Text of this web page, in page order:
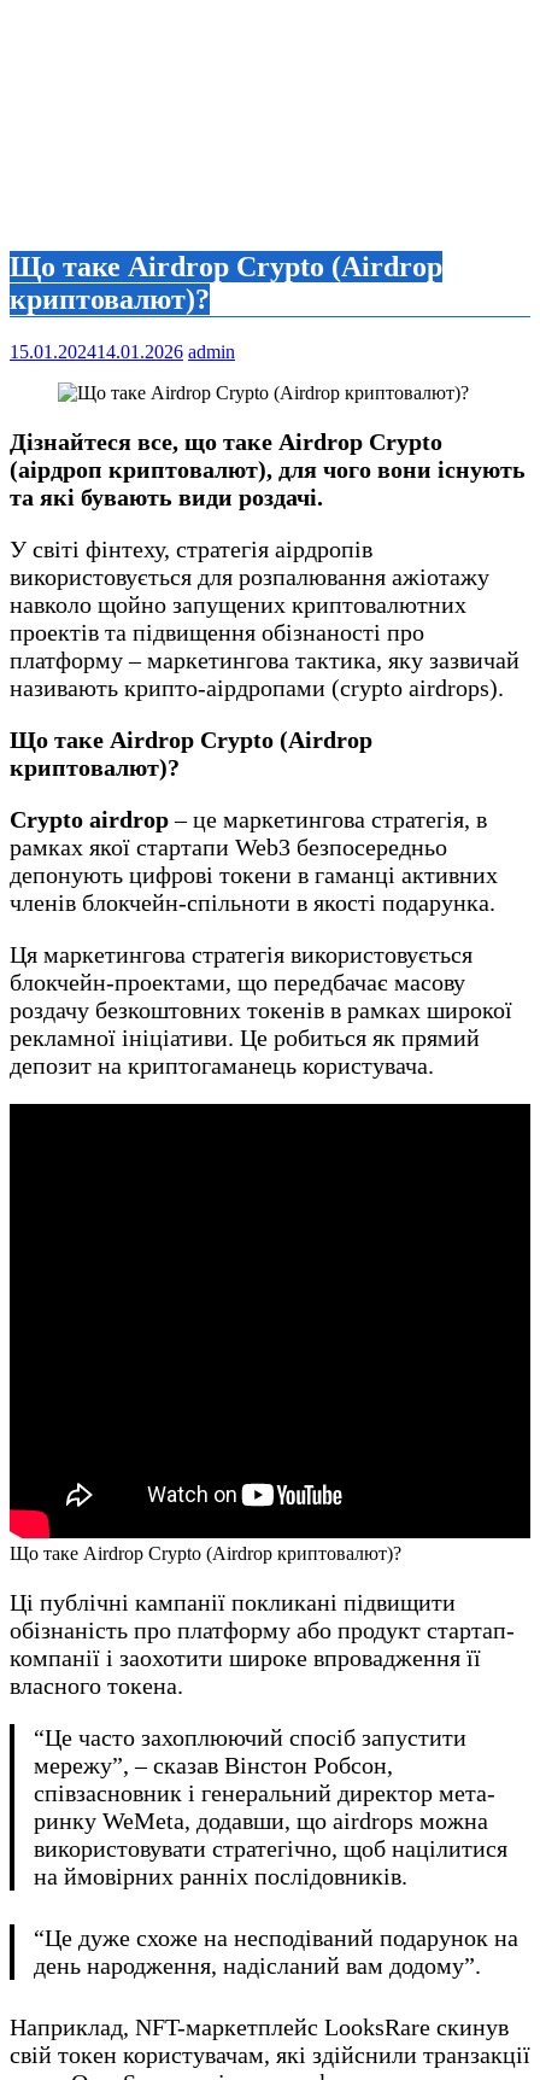
Що таке Airdrop Crypto (Airdrop
криптовалют)?
15.01.202414.01.2026 admin
Дізнайтеся все, що таке Airdrop Crypto
(аірдроп криптовалют), для чого вони існують
та які бувають види роздачі.
У світі фінтеху, стратегія аірдропів
використовується для розпалювання ажіотажу
навколо щойно запущених криптовалютних
проектів та підвищення обізнаності про
платформу – маркетингова тактика, яку зазвичай
називають крипто-аірдропами (crypto airdrops).
Що таке Airdrop Crypto (Airdrop
криптовалют)?
Crypto airdrop– це маркетингова стратегія, в
рамках якої стартапи Web3 безпосередньо
депонують цифрові токени в гаманці активних
членів блокчейн-спільноти в якості подарунка.
Ця маркетингова стратегія використовується
блокчейн-проектами, що передбачає масову
роздачу безкоштовних токенів в рамках широкої
рекламної ініціативи. Це робиться як прямий
депозит на криптогаманець користувача.
Що таке Airdrop Crypto (Airdrop криптовалют)?
Ці публічні кампанії покликані підвищити
обізнаність про платформу або продукт стартап-
компанії і заохотити широке впровадження її
власного токена.
“Це часто захоплюючий спосіб запустити
мережу”, – сказав Вінстон Робсон,
співзасновник і генеральний директор мета-
ринку WeMeta, додавши, що airdrops можна
використовувати стратегічно, щоб націлитися
на ймовірних ранніх послідовників.
“Це дуже схоже на несподіваний подарунок на
день народження, надісланий вам додому”.
Наприклад, NFT-маркетплейс LooksRare скинув
свій токен користувачам, які здійснили транзакції